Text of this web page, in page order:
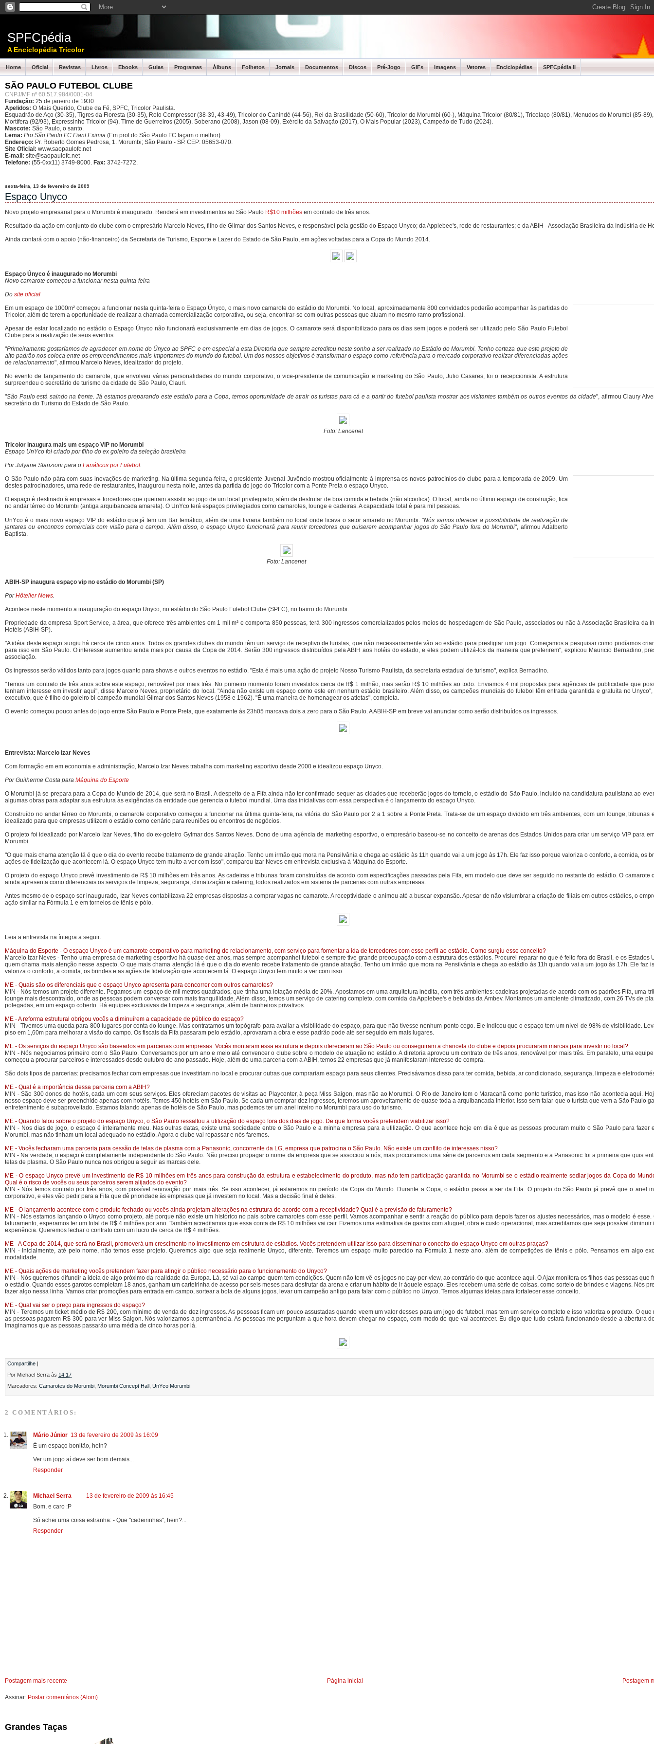
SPFCpédia
A Enciclopédia Tricolor
Home Oficial Revistas Livros Ebooks Guias Programas Álbuns Folhetos Jornais Documentos Discos Pré-Jogo GIFs Imagens Vetores Enciclopédias SPFCpédia II
SÃO PAULO FUTEBOL CLUBE
CNPJ/MF nº 60.517.984/0001-04
Fundação: 25 de janeiro de 1930
Apelidos: O Mais Querido, Clube da Fé, SPFC, Tricolor Paulista.
Esquadrão de Aço (30-35), Tigres da Floresta (30-35), Rolo Compressor (38-39, 43-49), Tricolor do Canindé (44-56), Rei da Brasilidade (50-60), Tricolor do Morumbi (60-), Máquina Tricolor (80/81), Tricolaço (80/81), Menudos do Morumbi (85-
Mortífera (92/93), Expressinho Tricolor (94), Time de Guerreiros (2005), Soberano (2008), Jason (08-09), Exército da Salvação (2017), O Mais Popular (2023), Campeão de Tudo (2024).
Mascote: São Paulo, o santo.
Lema: Pro São Paulo FC Fiant Eximia (Em prol do São Paulo FC façam o melhor).
Endereço: Pr. Roberto Gomes Pedrosa, 1. Morumbi; São Paulo - SP. CEP: 05653-070.
Site Oficial: www.saopaulofc.net
E-mail: site@saopaulofc.net
Telefone: (55-0xx11) 3749-8000. Fax: 3742-7272.
sexta-feira, 13 de fevereiro de 2009
Espaço Unyco
Novo projeto empresarial para o Morumbi é inaugurado. Renderá em investimentos ao São Paulo R$10 milhões em contrato de três anos.
Resultado da ação em conjunto do clube com o empresário Marcelo Neves, filho de Gilmar dos Santos Neves, e responsável pela gestão do Espaço Unyco; da Applebee's, rede de restaurantes; e da ABIH - Associação Brasileira da Indústria de
Ainda contará com o apoio (não-financeiro) da Secretaria de Turismo, Esporte e Lazer do Estado de São Paulo, em ações voltadas para a Copa do Mundo 2014.
Espaço Únyco é inaugurado no Morumbi
Novo camarote começou a funcionar nesta quinta-feira
Do site oficial
Em um espaço de 1000m² começou a funcionar nesta quinta-feira o Espaço Únyco, o mais novo camarote do estádio do Morumbi. No local, aproximadamente 800 convidados poderão acompanhar às partidas do
Tricolor, além de terem a oportunidade de realizar a chamada comercialização corporativa, ou seja, encontrar-se com outras pessoas que atuam no mesmo ramo profissional.
Apesar de estar localizado no estádio o Espaço Únyco não funcionará exclusivamente em dias de jogos. O camarote será disponibilizado para os dias sem jogos e poderá ser utilizado pelo São Paulo Futebol
Clube para a realização de seus eventos.
"Primeiramente gostaríamos de agradecer em nome do Únyco ao SPFC e em especial a esta Diretoria que sempre acreditou neste sonho a ser realizado no Estádio do Morumbi. Tenho certeza que este projeto de
alto padrão nos coloca entre os empreendimentos mais importantes do mundo do futebol. Um dos nossos objetivos é transformar o espaço como referência para o mercado corporativo realizar diferenciadas ações
de relacionamento", afirmou Marcelo Neves, idealizador do projeto.
No evento de lançamento do camarote, que envolveu várias personalidades do mundo corporativo, o vice-presidente de comunicação e marketing do São Paulo, Julio Casares, foi o recepcionista. A estrutura
surpreendeu o secretário de turismo da cidade de São Paulo, Clauri.
"São Paulo está saindo na frente. Já estamos preparando este estádio para a Copa, temos oportunidade de atrair os turistas para cá e a partir do futebol paulista mostrar aos visitantes também os outros eventos da cidade", afirmou Claury
secretário do Turismo do Estado de São Paulo.
Foto: Lancenet
Tricolor inaugura mais um espaço VIP no Morumbi
Espaço UnYco foi criado por filho do ex goleiro da seleção brasileira
Por Julyane Stanzioni para o Fanáticos por Futebol.
O São Paulo não pára com suas inovações de marketing. Na última segunda-feira, o presidente Juvenal Juvêncio mostrou oficialmente à imprensa os novos patrocínios do clube para a temporada de 2009. Um
destes patrocinadores, uma rede de restaurantes, inaugurou nesta noite, antes da partida do jogo do Tricolor com a Ponte Preta o espaço Unyco.
O espaço é destinado à empresas e torcedores que queiram assistir ao jogo de um local privilegiado, além de desfrutar de boa comida e bebida (não alcoolica). O local, ainda no último espaço de construção, fica
no andar térreo do Morumbi (antiga arquibancada amarela). O UnYco terá espaços privilegiados como camarotes, lounge e cadeiras. A capacidade total é para mil pessoas.
UnYco é o mais novo espaço VIP do estádio que já tem um Bar temático, além de uma livraria também no local onde ficava o setor amarelo no Morumbi. "Nós vamos oferecer a possibilidade de realização de
jantares ou encontros comerciais com visão para o campo. Além disso, o espaço Unyco funcionará para reunir torcedores que quiserem acompanhar jogos do São Paulo fora do Morumbi", afirmou Adalberto
Baptista.
Foto: Lancenet
ABIH-SP inaugura espaço vip no estádio do Morumbi (SP)
PorHôtelier News.
Acontece neste momento a inauguração do espaço Unyco, no estádio do São Paulo Futebol Clube (SPFC), no bairro do Morumbi.
Propriedade da empresa Sport Service, a área, que oferece três ambientes em 1 mil m² e comporta 850 pessoas, terá 300 ingressos comercializados pelos meios de hospedagem de São Paulo, associados ou não à Associação Brasileira da
Hotéis (ABIH-SP).
"A idéia deste espaço surgiu há cerca de cinco anos. Todos os grandes clubes do mundo têm um serviço de receptivo de turistas, que não necessariamente vão ao estádio para prestigiar um jogo. Começamos a pesquisar como podíamos
para isso em São Paulo. O interesse aumentou ainda mais por causa da Copa de 2014. Serão 300 ingressos distribuídos pela ABIH aos hotéis do estado, e eles podem utilizá-los da maneira que preferirem", explicou Mauricio Bernadino,
associação.
Os ingressos serão válidos tanto para jogos quanto para shows e outros eventos no estádio. "Esta é mais uma ação do projeto Nosso Turismo Paulista, da secretaria estadual de turismo", explica Bernadino.
"Temos um contrato de três anos sobre este espaço, renovável por mais três. No primeiro momento foram investidos cerca de R$ 1 milhão, mas serão R$ 10 milhões ao todo. Enviamos 4 mil propostas para agências de publicidade que
tenham interesse em investir aqui", disse Marcelo Neves, proprietário do local. "Ainda não existe um espaço como este em nenhum estádio brasileiro. Além disso, os campeões mundiais do futebol têm entrada garantida e gratuita no
executivo, que é filho do goleiro bi-campeão mundial Gilmar dos Santos Neves (1958 e 1962). "É uma maneira de homenagear os atletas", completa.
O evento começou pouco antes do jogo entre São Paulo e Ponte Preta, que exatamente às 23h05 marcava dois a zero para o São Paulo. A ABIH-SP em breve vai anunciar como serão distribuídos os ingressos.
Entrevista: Marcelo Izar Neves
Com formação em em economia e administração, Marcelo Izar Neves trabalha com marketing esportivo desde 2000 e idealizou espaço Unyco.
Por Guilherme Costa para Máquina do Esporte
O Morumbi já se prepara para a Copa do Mundo de 2014, que será no Brasil. A despeito de a Fifa ainda não ter confirmado sequer as cidades que receberão jogos do torneio, o estádio do São Paulo, incluído na candidatura paulistana ao
algumas obras para adaptar sua estrutura às exigências da entidade que gerencia o futebol mundial. Uma das iniciativas com essa perspectiva é o lançamento do espaço Unyco.
Construído no andar térreo do Morumbi, o camarote corporativo começou a funcionar na última quinta-feira, na vitória do São Paulo por 2 a 1 sobre a Ponte Preta. Trata-se de um espaço dividido em três ambientes, com um lounge, tribunas
idealizado para que empresas utilizem o estádio como cenário para reuniões ou encontros de negócios.
O projeto foi idealizado por Marcelo Izar Neves, filho do ex-goleiro Gylmar dos Santos Neves. Dono de uma agência de marketing esportivo, o empresário baseou-se no conceito de arenas dos Estados Unidos para criar um serviço VIP para
Morumbi.
"O que mais chama atenção lá é que o dia do evento recebe tratamento de grande atração. Tenho um irmão que mora na Pensilvânia e chega ao estádio às 11h quando vai a um jogo às 17h. Ele faz isso porque valoriza o conforto, a comida, os
ações de fidelização que acontecem lá. O espaço Unyco tem muito a ver com isso", comparou Izar Neves em entrevista exclusiva à Máquina do Esporte.
O projeto do espaço Unyco prevê investimento de R$ 10 milhões em três anos. As cadeiras e tribunas foram construídas de acordo com especificações passadas pela Fifa, em modelo que deve ser seguido no restante do estádio. O camarote
ainda apresenta como diferenciais os serviços de limpeza, segurança, climatização e catering, todos realizados em sistema de parcerias com outras empresas.
Antes mesmo de o espaço ser inaugurado, Izar Neves contabilizava 22 empresas dispostas a comprar vagas no camarote. A receptividade o animou até a buscar expansão. Apesar de não vislumbrar a criação de filiais em outros estádios, o
ação similar na Fórmula 1 e em torneios de tênis e pólo.
Leia a entrevista na íntegra a seguir:
Máquina do Esporte - O espaço Unyco é um camarote corporativo para marketing de relacionamento, com serviço para fomentar a ida de torcedores com esse perfil ao estádio. Como surgiu esse conceito?
Marcelo Izar Neves - Tenho uma empresa de marketing esportivo há quase dez anos, mas sempre acompanhei futebol e sempre tive grande preocupação com a estrutura dos estádios. Procurei reparar no que é feito fora do Brasil, e os Estados
quem chama mais atenção nesse aspecto. O que mais chama atenção lá é que o dia do evento recebe tratamento de grande atração. Tenho um irmão que mora na Pensilvânia e chega ao estádio às 11h quando vai a um jogo às 17h. Ele faz
valoriza o conforto, a comida, os brindes e as ações de fidelização que acontecem lá. O espaço Unyco tem muito a ver com isso.
ME - Quais são os diferenciais que o espaço Unyco apresenta para concorrer com outros camarotes?
MIN - Nós temos um projeto diferente. Pegamos um espaço de mil metros quadrados, que tinha uma lotação média de 20%. Apostamos em uma arquitetura inédita, com três ambientes: cadeiras projetadas de acordo com os padrões Fifa, uma
lounge mais descontraído, onde as pessoas podem conversar com mais tranquilidade. Além disso, temos um serviço de catering completo, com comida da Applebee's e bebidas da Ambev. Montamos um ambiente climatizado, com 26 TVs de
polegadas, em um espaço coberto. Há equipes exclusivas de limpeza e segurança, além de banheiros privativos.
ME - A reforma estrutural obrigou vocês a diminuírem a capacidade de público do espaço?
MIN - Tivemos uma queda para 800 lugares por conta do lounge. Mas contratamos um topógrafo para avaliar a visibilidade do espaço, para que não tivesse nenhum ponto cego. Ele indicou que o espaço tem um nível de 98% de visibilidade.
piso em 1,60m para melhorar a visão do campo. Os fiscais da Fifa passaram pelo estádio, aprovaram a obra e esse padrão pode até ser seguido em mais lugares.
ME - Os serviços do espaço Unyco são baseados em parcerias com empresas. Vocês montaram essa estrutura e depois ofereceram ao São Paulo ou conseguiram a chancela do clube e depois procuraram marcas para investir no local?
MIN - Nós negociamos primeiro com o São Paulo. Conversamos por um ano e meio até convencer o clube sobre o modelo de atuação no estádio. A diretoria aprovou um contrato de três anos, renovável por mais três. Em paralelo, uma
começou a procurar parceiros e interessados desde outubro do ano passado. Hoje, além de uma parceria com a ABIH, temos 22 empresas que já manifestaram interesse de compra.
São dois tipos de parcerias: precisamos fechar com empresas que investiriam no local e procurar outras que comprariam espaço para seus clientes. Precisávamos disso para ter comida, bebida, ar condicionado, segurança, limpeza e
ME - Qual é a importância dessa parceria com a ABIH?
MIN - São 300 donos de hotéis, cada um com seus serviços. Eles ofereciam pacotes de visitas ao Playcenter, à peça Miss Saigon, mas não ao Morumbi. O Rio de Janeiro tem o Maracanã como ponto turístico, mas isso não acontecia aqui.
nosso espaço deve ser preenchido apenas com hotéis. Temos 450 hotéis em São Paulo. Se cada um comprar dez ingressos, teremos um aproveitamento de quase toda a arquibancada inferior. Isso sem falar que o turista que vem a São Paulo
entretenimento é subaproveitado. Estamos falando apenas de hotéis de São Paulo, mas podemos ter um anel inteiro no Morumbi para uso do turismo.
ME - Quando falou sobre o projeto do espaço Unyco, o São Paulo ressaltou a utilização do espaço fora dos dias de jogo. De que forma vocês pretendem viabilizar isso?
MIN - Nos dias de jogo, o espaço é inteiramente meu. Nas outras datas, existe uma sociedade entre o São Paulo e a minha empresa para a utilização. O que acontece hoje em dia é que as pessoas procuram muito o São Paulo para fazer
Morumbi, mas não tinham um local adequado no estádio. Agora o clube vai repassar e nós faremos.
ME - Vocês fecharam uma parceria para cessão de telas de plasma com a Panasonic, concorrente da LG, empresa que patrocina o São Paulo. Não existe um conflito de interesses nisso?
MIN - Na verdade, o espaço é completamente independente do São Paulo. Não preciso propagar o nome da empresa que se associou a nós, mas procuramos uma série de parceiros em cada segmento e a Panasonic foi a primeira que quis
telas de plasma. O São Paulo nunca nos obrigou a seguir as marcas dele.
ME - O espaço Unyco prevê um investimento de R$ 10 milhões em três anos para construção da estrutura e estabelecimento do produto, mas não tem participação garantida no Morumbi se o estádio realmente sediar jogos da Copa do
Qual é o risco de vocês ou seus parceiros serem alijados do evento?
MIN - Nós temos contrato por três anos, com possível renovação por mais três. Se isso acontecer, já estaremos no período da Copa do Mundo. Durante a Copa, o estádio passa a ser da Fifa. O projeto do São Paulo já prevê que o anel
corporativo, e eles vão pedir para a Fifa que dê prioridade às empresas que já investem no local. Mas a decisão final é deles.
ME - O lançamento acontece com o produto fechado ou vocês ainda projetam alterações na estrutura de acordo com a receptividade? Qual é a previsão de faturamento?
MIN - Nós estamos lançando o Unyco como projeto, até porque não existe um histórico no país sobre camarotes com esse perfil. Vamos acompanhar e sentir a reação do público para depois fazer os ajustes necessários, mas o modelo é esse.
faturamento, esperamos ter um total de R$ 4 milhões por ano. Também acreditamos que essa conta de R$ 10 milhões vai cair. Fizemos uma estimativa de gastos com aluguel, obra e custo operacional, mas acreditamos que seja possível diminuir
experiência. Queremos fechar o contrato com um lucro de cerca de R$ 4 milhões.
ME - A Copa de 2014, que será no Brasil, promoverá um crescimento no investimento em estrutura de estádios. Vocês pretendem utilizar isso para disseminar o conceito do espaço Unyco em outras praças?
MIN - Inicialmente, até pelo nome, não temos esse projeto. Queremos algo que seja realmente Unyco, diferente. Teremos um espaço muito parecido na Fórmula 1 neste ano, além de competições de tênis e pólo. Pensamos em algo
modalidade.
ME - Quais ações de marketing vocês pretendem fazer para atingir o público necessário para o funcionamento do Unyco?
MIN - Nós queremos difundir a ideia de algo próximo da realidade da Europa. Lá, só vai ao campo quem tem condições. Quem não tem vê os jogos no pay-per-view, ao contrário do que acontece aqui. O Ajax monitora os filhos das pessoas que
o estádio. Quando esses garotos completam 18 anos, ganham um carteirinha de acesso por seis meses para desfrutar da arena e criar um hábito de ir àquele espaço. Eles recebem uma série de coisas, como sorteio de brindes e viagens. Nós
fazer algo nessa linha. Vamos criar promoções para entrada em campo, sortear a bola de alguns jogos, levar um campeão antigo para falar com o público no Unyco. Temos algumas ideias para fortalecer esse conceito.
ME - Qual vai ser o preço para ingressos do espaço?
MIN - Teremos um ticket médio de R$ 200, com mínimo de venda de dez ingressos. As pessoas ficam um pouco assustadas quando veem um valor desses para um jogo de futebol, mas tem um serviço completo e isso valoriza o produto. O que
as pessoas pagarem R$ 300 para ver Miss Saigon. Nós valorizamos a permanência. As pessoas me perguntam a que hora devem chegar no espaço, com medo do que vai acontecer. Eu digo que tudo estará funcionando desde a abertura
Imaginamos que as pessoas passarão uma média de cinco horas por lá.
Compartilhe |
Por Michael Serra às 14:17
Marcadores: Camarotes do Morumbi Morumbi Concept Hall UnYco Morumbi
2 COMENTÁRIOS:
Mário Júnior 13 de fevereiro de 2009 às 16:09
É um espaço bonitão, hein?
Ver um jogo aí deve ser bom demais...
Responder
Michael Serra
13 de fevereiro de 2009 às 16:45
Bom, e caro :P
Só achei uma coisa estranha: - Que ''cadeirinhas'', hein?...
Responder
Postagem mais recente Postagem
Página inicial
Assinar: Postar comentários (Atom)
Grandes Taças